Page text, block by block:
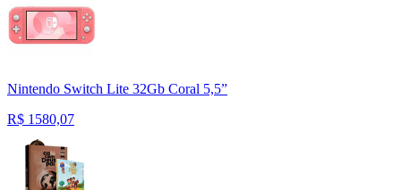
Nintendo Switch Lite 32Gb Coral 5,5”
R$ 1580,07